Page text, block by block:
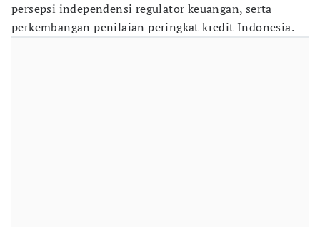
persepsi independensi regulator keuangan, serta
perkembangan penilaian peringkat kredit Indonesia.